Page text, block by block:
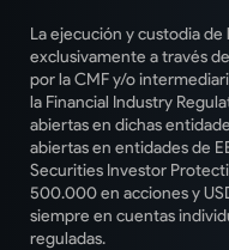
La ejecución y custodia de
exclusivamente a través
por la CMF y/o
la Financial Industry
abiertas en dichas
abiertas en entidades de
Securities Investor
500.000 en acciones y
siempre en cuentas
reguladas.